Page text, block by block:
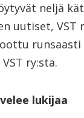
neljä
uutiset, VST
ry:stä.
lukijaa